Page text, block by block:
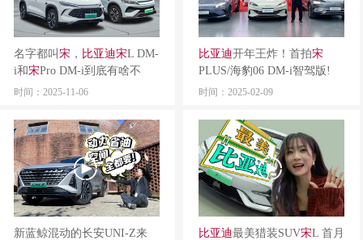
名字都叫 宋 ， 比亚迪宋L DM-
i和宋Pro DM-i到底有啥不
同？
时间：2025-11-06
比亚迪开年王炸！首拍宋
PLUS/海豹06 DM-i智驾版!
时间：2025-02-09
新蓝鲸混动的长安UNI-Z来
比亚迪最美猎装SUV宋L 首月